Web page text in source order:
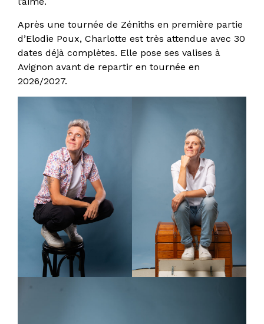
Après une tournée de Zéniths en première partie
d’Elodie Poux, Charlotte est très attendue avec 30
dates déjà complètes. Elle pose ses valises à
Avignon avant de repartir en tournée en
2026/2027.